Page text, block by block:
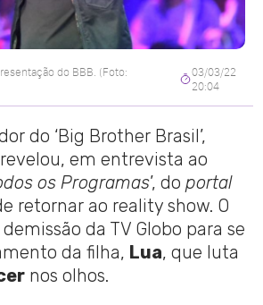
do BBB. (Foto:
03/03/22
20:04
do ‘Big Brother Brasil’,
em entrevista ao
os Programas’, doportal
retornar ao reality show. O
da TV Globo para se
da filha, Lua, que luta
nos olhos.